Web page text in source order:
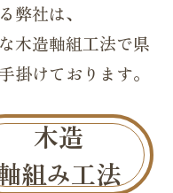
弊社は、
木造軸組工法で県
掛けております。
木造
組み工法